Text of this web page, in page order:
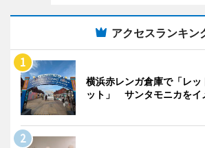
アクセスランキン
横浜赤レンガ倉庫で「レッ
ット」 サンタモニカを